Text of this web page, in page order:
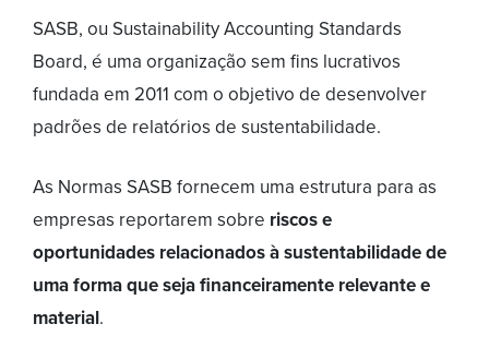
SASB, ou Sustainability Accounting Standards
Board, é uma organização sem fins lucrativos
fundada em 2011 com o objetivo de desenvolver
padrões de relatórios de sustentabilidade.
As Normas SASB fornecem uma estrutura para as
empresas reportarem sobre riscos e
oportunidades relacionados à sustentabilidade de
uma forma que seja financeiramente relevante e
material.